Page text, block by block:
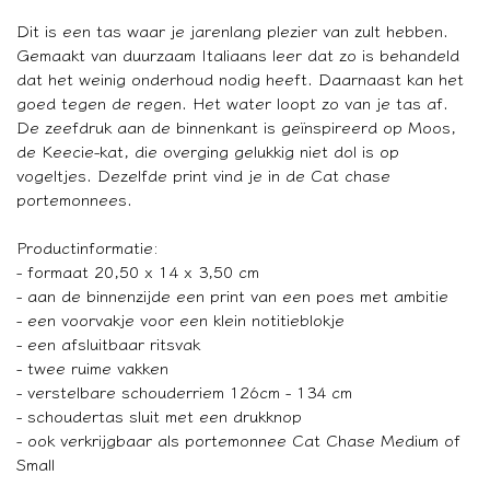
Dit is een tas waar je jarenlang plezier van zult hebben.
Gemaakt van duurzaam Italiaans leer dat zo is behandeld
dat het weinig onderhoud nodig heeft. Daarnaast kan het
goed tegen de regen. Het water loopt zo van je tas af.
De zeefdruk aan de binnenkant is geïnspireerd op Moos,
de Keecie-kat, die overging gelukkig niet dol is op
vogeltjes. Dezelfde print vind je in de Cat chase
portemonnees.
Productinformatie:
- formaat 20,50 x 14 x 3,50 cm
- aan de binnenzijde een print van een poes met ambitie
- een voorvakje voor een klein notitieblokje
- een afsluitbaar ritsvak
- twee ruime vakken
- verstelbare schouderriem 126cm - 134 cm
- schoudertas sluit met een drukknop
- ook verkrijgbaar als portemonnee Cat Chase Medium of
Small